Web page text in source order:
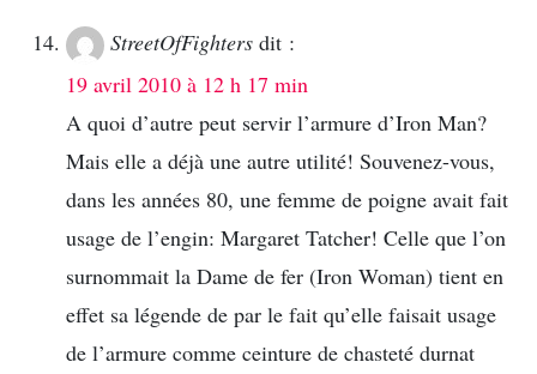
StreetOfFighters dit :
19 avril 2010 à 12 h 17 min
A quoi d’autre peut servir l’armure d’Iron Man?
Mais elle a déjà une autre utilité! Souvenez-vous,
dans les années 80, une femme de poigne avait fait
usage de l’engin: Margaret Tatcher! Celle que l’on
surnommait la Dame de fer (Iron Woman) tient en
effet sa légende de par le fait qu’elle faisait usage
de l’armure comme ceinture de chasteté durnat